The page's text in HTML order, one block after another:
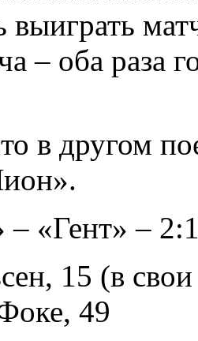
выиграть
– оба раза
в другом
– «Гент» –
15 (в
49